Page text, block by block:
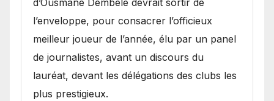
d’Ousmane Dembélé devrait sortir de
l’enveloppe, pour consacrer l’officieux
meilleur joueur de l’année, élu par un panel
de journalistes, avant un discours du
lauréat, devant les délégations des clubs les
plus prestigieux.